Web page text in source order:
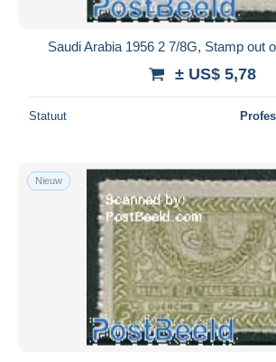
Saudi Arabia 1956 2 7/8G, Stamp out
± US$ 5,78
Statuut
Nieuw